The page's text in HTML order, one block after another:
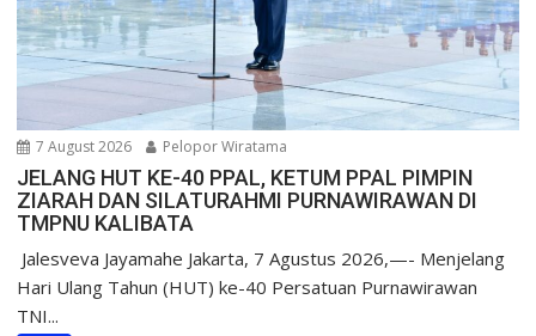
7 August 2026 Pelopor Wiratama
JELANG HUT KE-40 PPAL, KETUM PPAL PIMPIN
ZIARAH DAN SILATURAHMI PURNAWIRAWAN DI
TMPNU KALIBATA
​ Jalesveva Jayamahe Jakarta, 7 Agustus 2026,—- Menjelang
Hari Ulang Tahun (HUT) ke-40 Persatuan Purnawirawan
TNI...